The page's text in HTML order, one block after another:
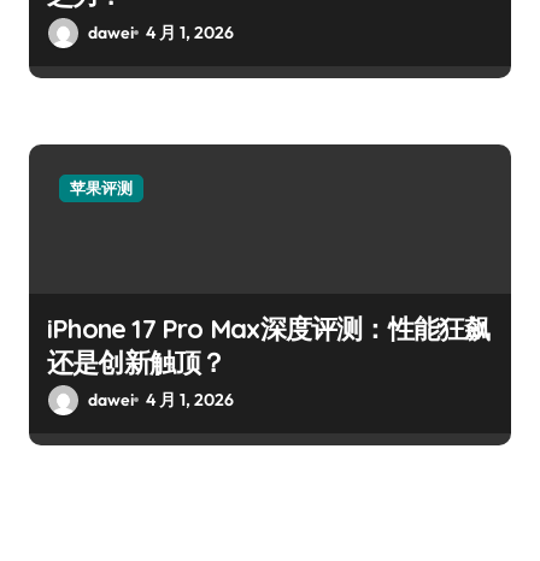
dawei 4 月 1, 2026
苹果评测
iPhone 17 Pro Max深度评测：性能狂飙
还是创新触顶？
dawei 4 月 1, 2026